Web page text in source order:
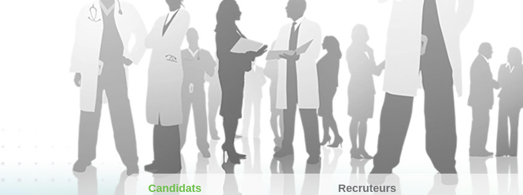
Candidats Recruteurs